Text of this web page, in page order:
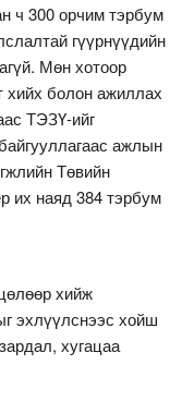
ч 300 орчим тэрбум
гүүрнүүдийн
Мөн хотоор
хийх болон ажиллах
ТЭЗҮ-ийг
ажлын
Төвийн
их наяд 384 тэрбум
хийж
эхлүүлснээс хойш
хугацаа